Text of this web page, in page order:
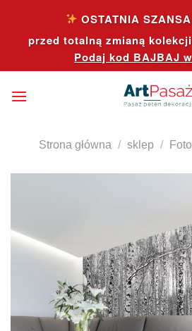
content
OSTATNIA
przed totalną zmianą
Podaj kod BAJBAJ
Strona główna / sklep /